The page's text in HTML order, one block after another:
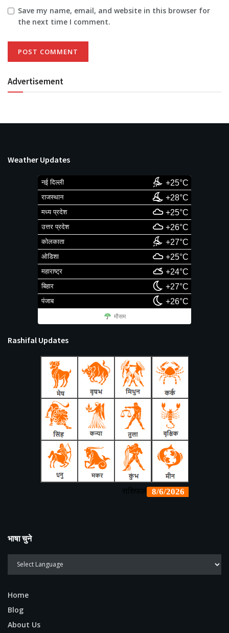
Save my name, email, and website in this browser for
the next time I comment.
Advertisement
Weather Updates
नई दिल्ली +25°C
राजस्थान +28°C
मध्य प्रदेश +25°C
उत्तर प्रदेश +26°C
कोलकाता +27°C
ओडिशा +25°C
महाराष्ट्र +24°C
बिहार +27°C
पंजाब +26°C
मौसम
Rashifal Updates
भाषा चुने
Home
Blog
About Us